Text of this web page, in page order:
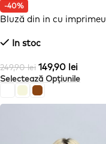
-40%
Bluză din in cu imprimeu
In stoc
249,90lei 149,90 lei
Selectează Opțiunile